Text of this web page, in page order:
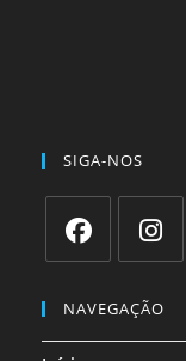
SIGA-NOS
em
uma
em
uma
NAVEGAÇÃO